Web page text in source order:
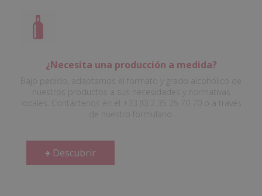
¿Necesita una producción a medida?
Bajo pedido, adaptamos el formato y grado alcohólico de
nuestros productos a sus necesidades y normativas
locales. Contáctenos en el +33 (0) 2 35 25 70 70 o a través
de nuestro formulario.
Descubrir